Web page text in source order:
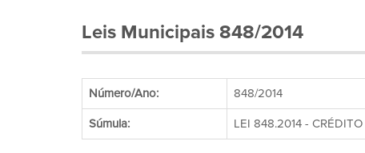
Leis Municipais 848/2014
Número/Ano: 848/2014
Súmula: LEI 848.2014 -